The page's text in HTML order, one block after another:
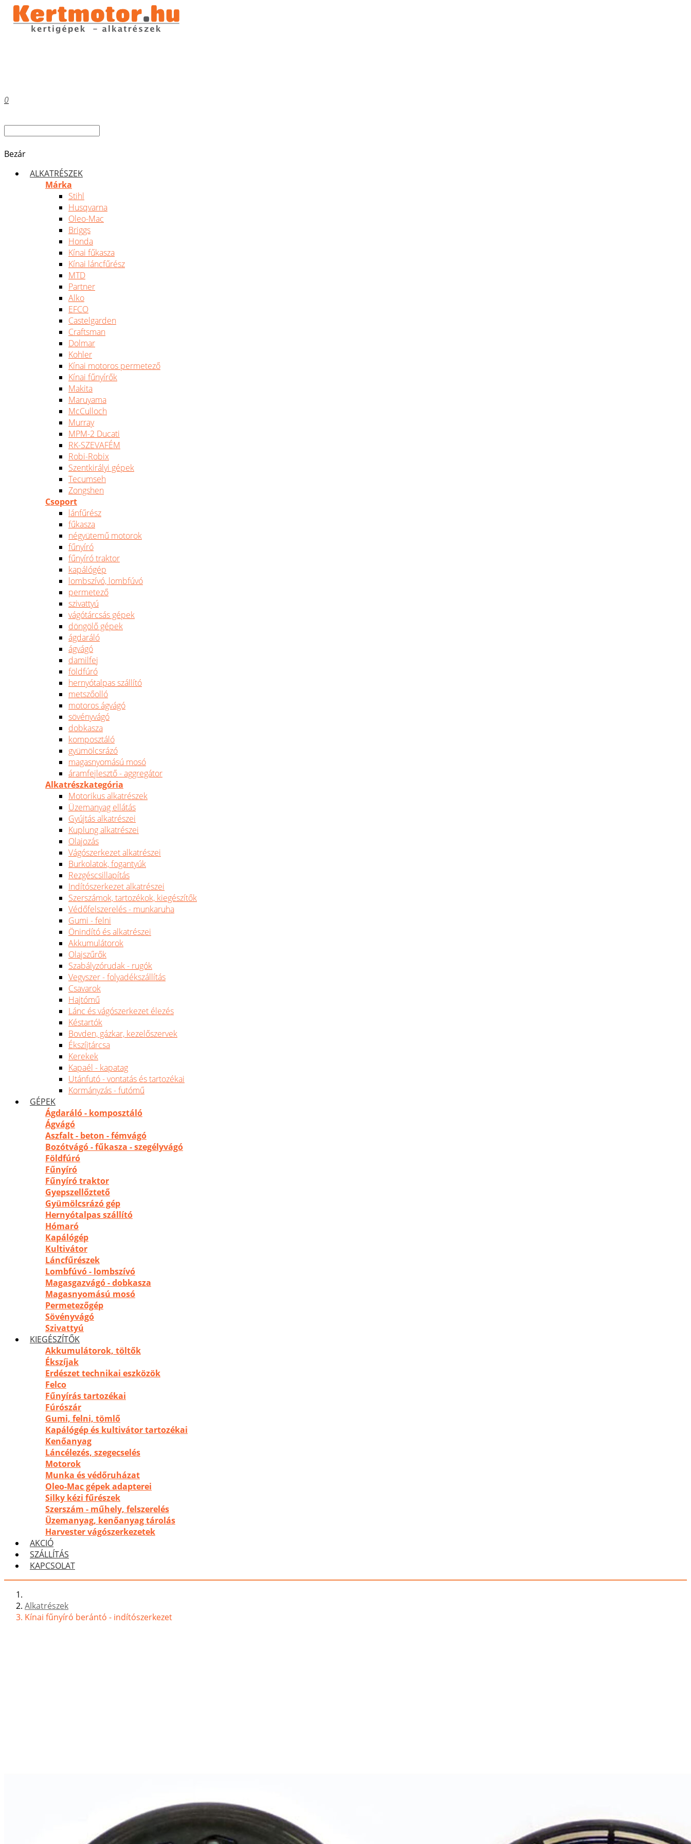
0
Bezár
ALKATRÉSZEK
Márka
Stihl
Husqvarna
Oleo-Mac
Briggs
Honda
Kínai fűkasza
Kínai láncfűrész
MTD
Partner
Alko
EFCO
Castelgarden
Craftsman
Dolmar
Kohler
Kínai motoros permetező
Kínai fűnyírők
Makita
Maruyama
McCulloch
Murray
MPM-2 Ducati
RK-SZEVAFÉM
Robi-Robix
Szentkirályi gépek
Tecumseh
Zongshen
Csoport
lánfűrész
fűkasza
négyütemű motorok
fűnyíró
fűnyíró traktor
kapálógép
lombszívó, lombfúvó
permetező
szivattyú
vágótárcsás gépek
döngölő gépek
ágdaráló
ágvágó
damilfej
földfúró
hernyótalpas szállító
metszőolló
motoros ágvágó
sövényvágó
dobkasza
komposztáló
gyümölcsrázó
magasnyomású mosó
áramfejlesztő - aggregátor
Alkatrészkategória
Motorikus alkatrészek
Üzemanyag ellátás
Gyújtás alkatrészei
Kuplung alkatrészei
Olajozás
Vágószerkezet alkatrészei
Burkolatok, fogantyúk
Rezgéscsillapítás
Indítószerkezet alkatrészei
Szerszámok, tartozékok, kiegészítők
Védőfelszerelés - munkaruha
Gumi - felni
Önindító és alkatrészei
Akkumulátorok
Olajszűrők
Szabályzórudak - rugók
Vegyszer - folyadékszállítás
Csavarok
Hajtómű
Lánc és vágószerkezet élezés
Késtartók
Bovden, gázkar, kezelőszervek
Ékszíjtárcsa
Kerekek
Kapaél - kapatag
Utánfutó - vontatás és tartozékai
Kormányzás - futómű
GÉPEK
Ágdaráló - komposztáló
Ágvágó
Aszfalt - beton - fémvágó
Bozótvágó - fűkasza - szegélyvágó
Földfúró
Fűnyíró
Fűnyíró traktor
Gyepszellőztető
Gyümölcsrázó gép
Hernyótalpas szállító
Hómaró
Kapálógép
Kultivátor
Láncfűrészek
Lombfúvó - lombszívó
Magasgazvágó - dobkasza
Magasnyomású mosó
Permetezőgép
Sövényvágó
Szivattyú
KIEGÉSZÍTŐK
Akkumulátorok, töltők
Ékszíjak
Erdészet technikai eszközök
Felco
Fűnyírás tartozékai
Fúrószár
Gumi, felni, tömlő
Kapálógép és kultivátor tartozékai
Kenőanyag
Láncélezés, szegecselés
Motorok
Munka és védőruházat
Oleo-Mac gépek adapterei
Silky kézi fűrészek
Szerszám - műhely, felszerelés
Üzemanyag, kenőanyag tárolás
Harvester vágószerkezetek
AKCIÓ
SZÁLLÍTÁS
KAPCSOLAT
Alkatrészek
Kínai fűnyíró berántó - indítószerkezet